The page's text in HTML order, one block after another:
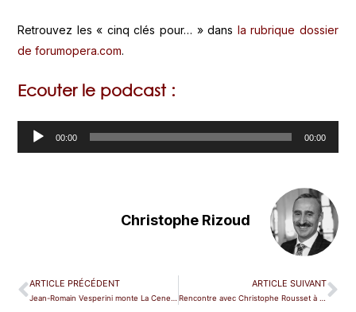
Retrouvez les « cinq clés pour… » dans la rubrique dossier
de forumopera.com.
Ecouter le podcast :
Lecteur
audio
00:00 00:00
Christophe Rizoud
ARTICLE PRÉCÉDENT ARTICLE SUIVANT